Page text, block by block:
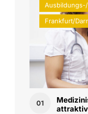
Frankfurt/
01